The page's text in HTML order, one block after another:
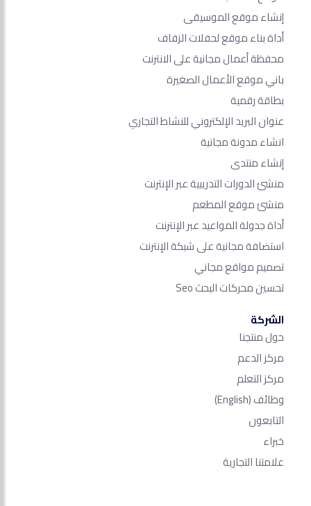
إنشاء موقع الموسيقى
أداة بناء موقع لحفلات الزفاف
محفظة أعمال مجانية على الانترنت
باني موقع الأعمال الصغيرة
بطاقة رقمية
عنوان البريد الإلكتروني للنشاط التجاري
انشاء مدونة مجانية
إنشاء منتدى
منشئ الدورات التدريبية عبر الإنترنت
منشئ موقع المطعم
أداة جدولة المواعيد عبر الإنترنت
استضافة مجانية على شبكة الإنترنت
تصميم مواقع مجاني
تحسين محركات البحث Seo​
الشركة
حول منتجنا
مركز الدعم
مركز التعلم
وظائف(English)
التابعون
خبراء
علامتنا التجارية